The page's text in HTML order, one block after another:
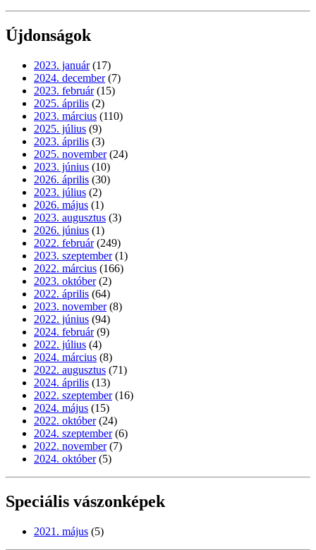
Újdonságok
2023. január (17)
2024. december (7)
2023. február (15)
2025. április (2)
2023. március (110)
2025. július (9)
2023. április (3)
2025. november (24)
2023. június (10)
2026. április (30)
2023. július (2)
2026. május (1)
2023. augusztus (3)
2026. június (1)
2022. február (249)
2023. szeptember (1)
2022. március (166)
2023. október (2)
2022. április (64)
2023. november (8)
2022. június (94)
2024. február (9)
2022. július (4)
2024. március (8)
2022. augusztus (71)
2024. április (13)
2022. szeptember (16)
2024. május (15)
2022. október (24)
2024. szeptember (6)
2022. november (7)
2024. október (5)
Speciális vászonképek
2021. május (5)